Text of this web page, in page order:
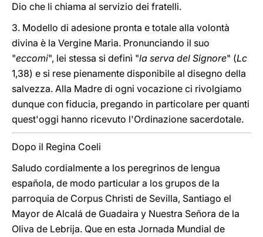
Dio che li chiama al servizio dei fratelli.
3. Modello di adesione pronta e totale alla volontà
divina è la Vergine Maria. Pronunciando il suo
"eccomi", lei stessa si definì "la serva del Signore" (Lc
1,38) e si rese pienamente disponibile al disegno della
salvezza. Alla Madre di ogni vocazione ci rivolgiamo
dunque con fiducia, pregando in particolare per quanti
quest'oggi hanno ricevuto l'Ordinazione sacerdotale.
Dopo il Regina Coeli
Saludo cordialmente a los peregrinos de lengua
española, de modo particular a los grupos de la
parroquia de Corpus Christi de Sevilla, Santiago el
Mayor de Alcalá de Guadaira y Nuestra Señora de la
Oliva de Lebrija. Que en esta Jornada Mundial de